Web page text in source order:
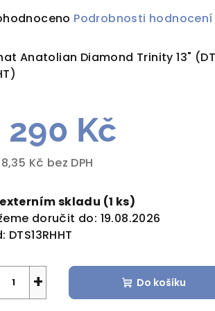
Podrobnosti hodnocení
Anatolian Diamond Trinity 13"
290 Kč
Kč bez DPH
skladu (1 ks)
doručit do: 19.08.2026
DTS13RHHT
+ Do košíku